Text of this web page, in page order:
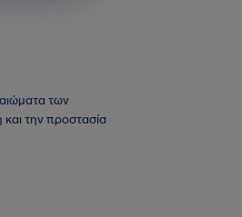
των
την προστασία